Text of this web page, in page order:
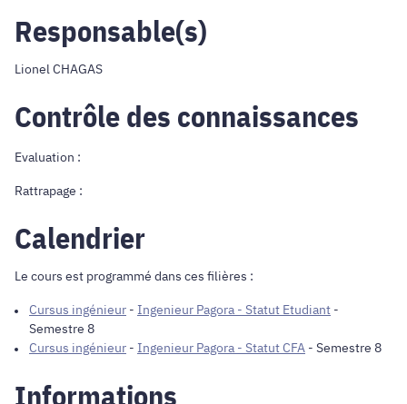
Responsable(s)
Lionel CHAGAS
Contrôle des connaissances
Evaluation :
Rattrapage :
Calendrier
Le cours est programmé dans ces filières :
Cursus ingénieur - Ingenieur Pagora - Statut Etudiant -
Semestre 8
Cursus ingénieur - Ingenieur Pagora - Statut CFA - Semestre 8
Informations